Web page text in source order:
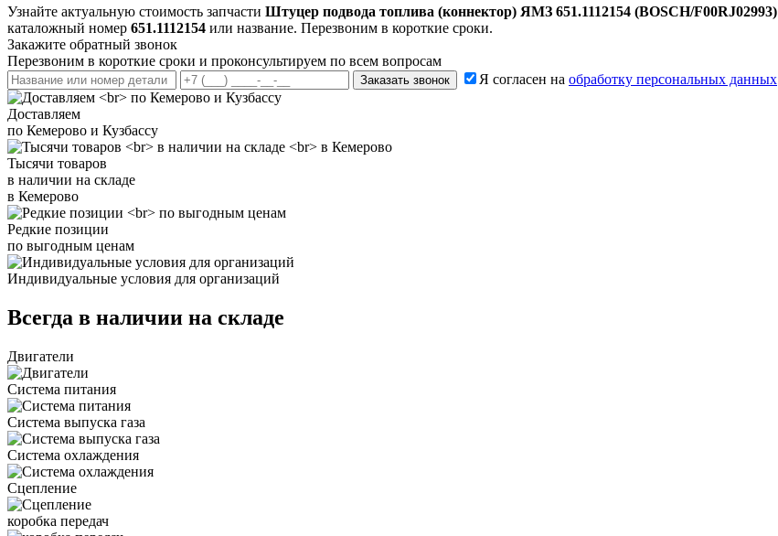
Узнайте актуальную стоимость запчасти Штуцер подвода топлива (коннектор) ЯМЗ 651.1112154 (BOSCH/F00RJ02993)
каталожный номер 651.1112154 или название. Перезвоним в короткие сроки.
Закажите обратный звонок
Перезвоним в короткие сроки и проконсультируем по всем вопросам
Заказать звонок Я согласен на обработку персональных данных
Доставляем
по Кемерово и Кузбассу
Тысячи товаров
в наличии на складе
в Кемерово
Редкие позиции
по выгодным ценам
Индивидуальные условия для организаций
Всегда в наличии на складе
Двигатели
Система питания
Система выпуска газа
Система охлаждения
Сцепление
коробка передач